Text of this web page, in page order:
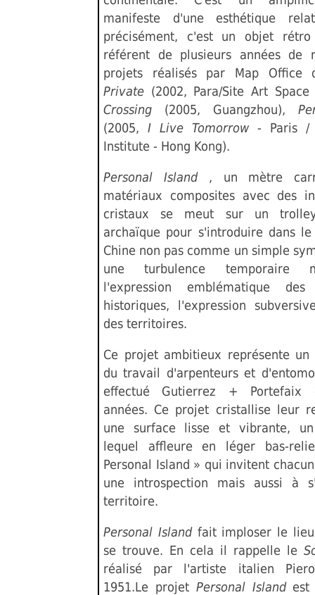
manifeste d'une esthétique
précisément, c'est un objet
référent de plusieurs années de
projets réalisés par Map Office
Private (2002, Para/Site Art
Crossing (2005, Guangzhou),
(2005, I Live Tomorrow - Paris /
Institute - Hong Kong).
Personal Island
, un mètre
matériaux composites avec des
cristaux se meut sur un trolley
archaïque pour s'introduire dans
Chine non pas comme un simple
une turbulence temporaire
l'expression emblématique des
historiques, l'expression
des territoires.
Ce projet ambitieux représente un
du travail d'arpenteurs et
effectué Gutierrez + Portefaix
années. Ce projet cristallise leur
une surface lisse et vibrante,
lequel affleure en léger bas-
Personal Island » qui invitent
une introspection mais aussi à
territoire.
Personal Island fait imploser le
se trouve. En cela il rappelle le
réalisé par l'artiste italien
1951.Le projet Personal Island est